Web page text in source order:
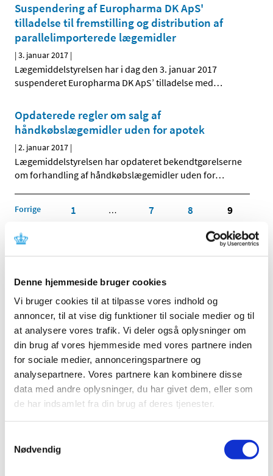
Denne hjemmeside bruger cookies
Vi bruger cookies til at tilpasse vores indhold og
annoncer, til at vise dig funktioner til sociale medier og til
at analysere vores trafik. Vi deler også oplysninger om
din brug af vores hjemmeside med vores partnere inden
for sociale medier, annonceringspartnere og
analysepartnere. Vores partnere kan kombinere disse
data med andre oplysninger, du har givet dem, eller som
de har indsamlet fra din brug af deres tjenester.
Nødvendig
Suspendering af Europharma DK ApS'
tilladelse til fremstilling og distribution af
parallelimporterede lægemidler
|3. januar 2017 |
Lægemiddelstyrelsen har i dag den 3. januar 2017
suspenderet Europharma DK ApS’ tilladelse med…
Opdaterede regler om salg af
håndkøbslægemidler uden for apotek
|2. januar 2017 |
Lægemiddelstyrelsen har opdateret bekendtgørelserne
om forhandling af håndkøbslægemidler uden for…
Forrige 1 … 7 8 9
2025 (158)
2024 (224)
2023 (195)
2022 (197)
2021 (516)
2020 (263)
2017 (167)